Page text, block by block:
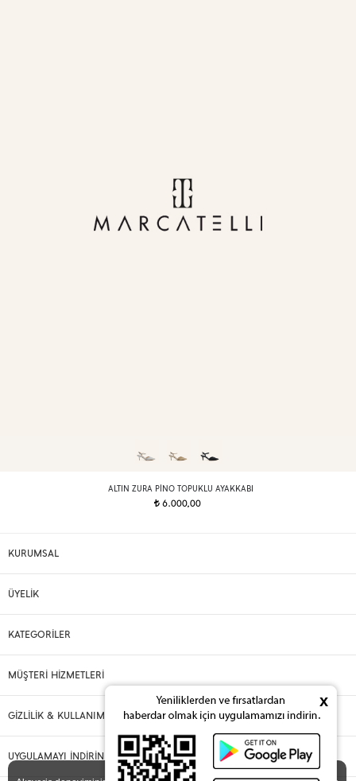
ALTIN ZURA PINO TOPUKLU AYAKKABI
t6.000,00
KURUMSAL
ÜYELİK
KATEGORİLER
MÜŞTERİ HİZMETLERİ
GİZLİLİK & KULLANIM
UYGULAMAYI İNDİRİN
x